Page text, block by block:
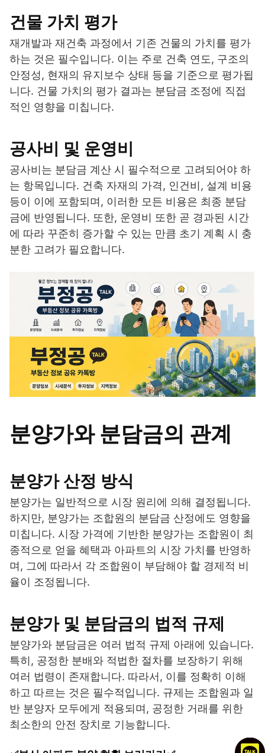
건물 가치 평가
재개발과 재건축 과정에서 기존 건물의 가치를 평가
하는 것은 필수입니다. 이는 주로 건축 연도, 구조의
안정성, 현재의 유지보수 상태 등을 기준으로 평가됩
니다. 건물 가치의 평가 결과는 분담금 조정에 직접
적인 영향을 미칩니다.
공사비 및 운영비
공사비는 분담금 계산 시 필수적으로 고려되어야 하
는 항목입니다. 건축 자재의 가격, 인건비, 설계 비용
등이 이에 포함되며, 이러한 모든 비용은 최종 분담
금에 반영됩니다. 또한, 운영비 또한 곧 경과된 시간
에 따라 꾸준히 증가할 수 있는 만큼 초기 계획 시 충
분한 고려가 필요합니다.
분양가와 분담금의 관계
분양가 산정 방식
분양가는 일반적으로 시장 원리에 의해 결정됩니다.
하지만, 분양가는 조합원의 분담금 산정에도 영향을
미칩니다. 시장 가격에 기반한 분양가는 조합원이 최
종적으로 얻을 혜택과 아파트의 시장 가치를 반영하
며, 그에 따라서 각 조합원이 부담해야 할 경제적 비
율이 조정됩니다.
분양가 및 분담금의 법적 규제
분양가와 분담금은 여러 법적 규제 아래에 있습니다.
특히, 공정한 분배와 적법한 절차를 보장하기 위해
여러 법령이 존재합니다. 따라서, 이를 정확히 이해
하고 따르는 것은 필수적입니다. 규제는 조합원과 일
반 분양자 모두에게 적용되며, 공정한 거래를 위한
최소한의 안전 장치로 기능합니다.